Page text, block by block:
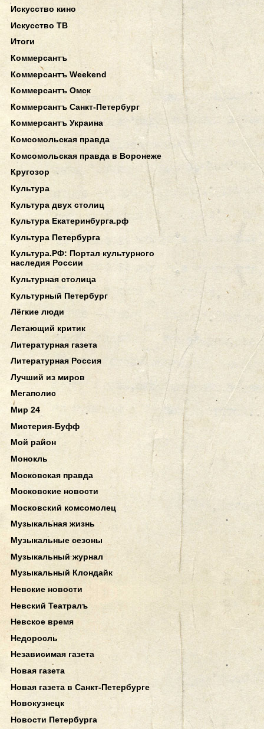
Искусство кино
Искусство ТВ
Итоги
Коммерсантъ
Коммерсантъ Weekend
Коммерсантъ Омск
Коммерсантъ Санкт-Петербург
Коммерсантъ Украина
Комсомольская правда
Комсомольская правда в Воронеже
Кругозор
Культура
Культура двух столиц
Культура Екатеринбурга.рф
Культура Петербурга
Культура.РФ: Портал культурного
наследия России
Культурная столица
Культурный Петербург
Лёгкие люди
Летающий критик
Литературная газета
Литературная Россия
Лучший из миров
Мегаполис
Мир 24
Мистерия-Буфф
Мой район
Монокль
Московская правда
Московские новости
Московский комсомолец
Музыкальная жизнь
Музыкальные сезоны
Музыкальный журнал
Музыкальный Клондайк
Невские новости
Невский Театралъ
Невское время
Недоросль
Независимая газета
Новая газета
Новая газета в Санкт-Петербурге
Новокузнецк
Новости Петербурга